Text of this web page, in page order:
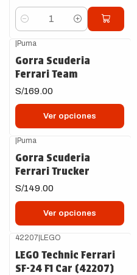
Cantidad
Puma
Gorra Scuderia
Ferrari Team
S/169.00
Ver opciones
Puma
Gorra Scuderia
Ferrari Trucker
S/149.00
Ver opciones
42207| LEGO
LEGO Technic Ferrari
SF-24 F1 Car (42207)